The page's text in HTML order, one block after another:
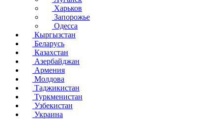
Харьков
Запорожье
Одесса
Кыргызстан
Беларусь
Казахстан
Азербайджан
Армения
Молдова
Таджикистан
Туркменистан
Узбекистан
Украина